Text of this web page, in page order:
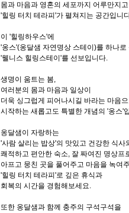
몸과 마음과 영혼의 세포까지 어루만지
'힐링 터치 테라피'가 펼쳐지는 공간입니
이 '힐링하우스'에
'옹스'(옹달샘 자연명상 스테이)를 하나로
'웰니스 힐링스테이'를 선보입니다.
생명이 움트는 봄,
여러분의 몸과 마음과 일상이
더욱 싱그럽게 피어나시길 바라는 마음
시작하는 새롭고도 특별한 개념의 '옹스'
옹달샘이 자랑하는
'사람 살리는 밥상'의 맛있고 건강한 식사
쾌적하고 편안한 숙소, 잘 짜여진 명상프
아프고 뭉친 곳을 풀어주고 마음을 녹여
'힐링 터치 테라피'로 깊은 휴식과
회복의 시간을 경험해보세요.
또한 옹달샘과 함께 충주의 구석구석을